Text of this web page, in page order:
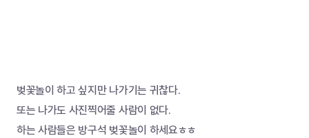
벚꽃놀이 하고 싶지만 나가기는 귀찮다.
또는 나가도 사진찍어줄 사람이 없다.
하는 사람들은 방구석 벚꽃놀이 하세요ㅎㅎ